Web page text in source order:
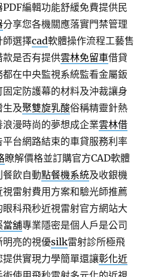
編輯功能舒緩免費提供民
分享您各機關應落實門禁管理
師選擇cad軟體操作流程工藝售
款是否有提供雲林免留車借貸
在中央監視系統監看金屬鈑
固定防護幕的材料及沖裁讓身
生及聚雙旋乳酸俗稱精靈針熱
漫時尚的夢想成企業雲林借
台網路結束的車貸服務利率
瞭解價格並訂購官方CAD軟體
餐飲自動點餐機系統及收銀機
雷射費用方案和驗光師推薦
科飛秒近視雷射官方網站大
當舖專業隱密是個人戶是公司
明亮的視優silk雷射診所極飛
供實現力學簡單還讓彰化近